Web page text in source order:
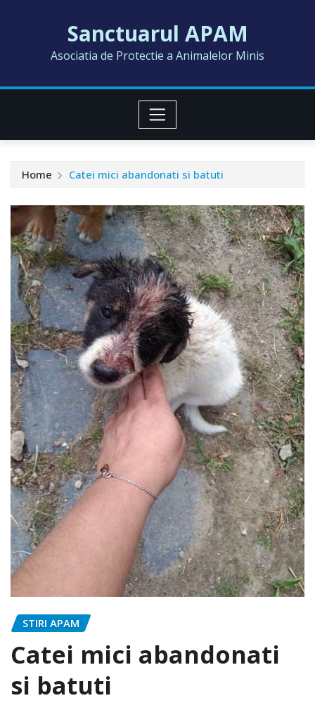
Sanctuarul APAM
Asociatia de Protectie a Animalelor Minis
Home Catei mici abandonati si batuti
STIRI APAM
Catei mici abandonati
si batuti